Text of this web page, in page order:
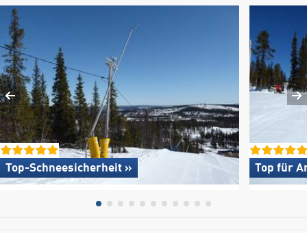
Top-Schneesicherheit » Top für